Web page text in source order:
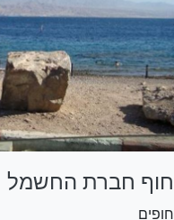
חוף חברת החשמל
חופים